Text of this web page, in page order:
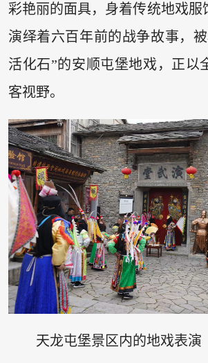
彩艳丽的面具，身着传统地戏服
演绎着六百年前的战争故事，
活化石”的安顺屯堡地戏，正以
客视野。
天龙屯堡景区内的地戏表演